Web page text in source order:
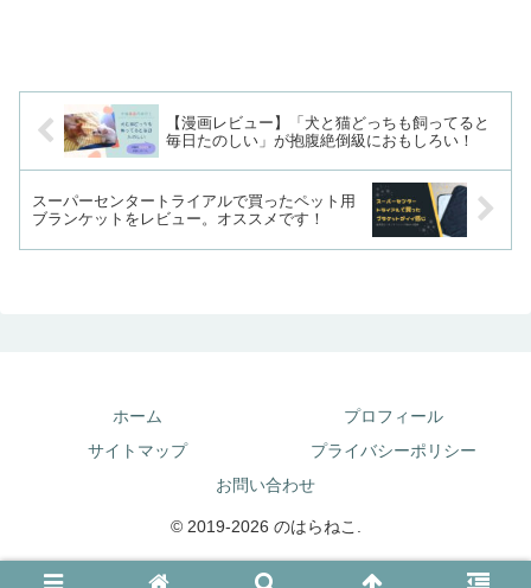
【漫画レビュー】「犬と猫どっちも飼ってると
毎日たのしい」が抱腹絶倒級におもしろい！
スーパーセンタートライアルで買ったペット用
ブランケットをレビュー。オススメです！
ホーム
プロフィール
サイトマップ
プライバシーポリシー
お問い合わせ
© 2019-2026 のはらねこ.